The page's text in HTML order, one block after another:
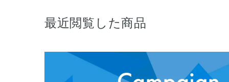
最近閲覧した商品